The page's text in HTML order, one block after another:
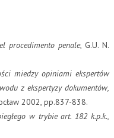
procedimento penale, G.U. N.
miedzy opiniami ekspertów
z ekspertyzy dokumentów,
2002, pp.837-838.
w trybie art. 182 k.p.k.,